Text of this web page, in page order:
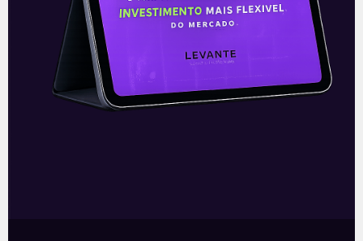
Ouvindo o que o Copom não
disse
A reunião do Comitê de Política Monetária
(Copom) encerrada na quarta-feira (5)